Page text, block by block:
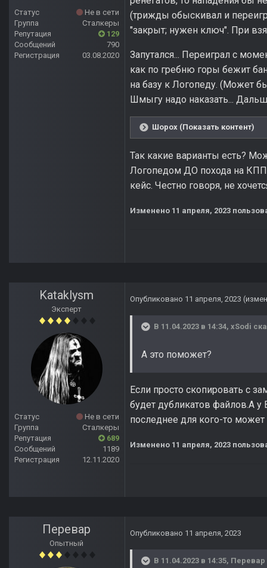
Статус
Не в сети
Группа
Сталкеры
Репутация
129
Сообщений
790
Регистрация
03.08.2020
(трижды обыскивал и
"закрыт; нужен ключ". При
Запутался... Переиграл с
как по гребню горы бежит
на базу к Логопеду. (Может
Шмыгу надо наказать...
Шорох (Показать контент)
Так какие варианты есть?
Логопедом ДО похода на
кейс. Честно говоря, не
Изменено 11 апреля, 2023
Kataklysm
Эксперт
Статус
Не в сети
Группа
Сталкеры
Репутация
689
Сообщений
1189
Регистрация
12.11.2020
Опубликовано 11 апреля, 2023
В 11.04.2023 в 14:34, xSodi
А это поможет?
Если просто скопировать с
будет дубликатов файлов.А у
последнее для кого-то может
Изменено 11 апреля, 2023
Перевар
Опытный
Опубликовано 11 апреля, 2023
В 11.04.2023 в 14:35, Перевар